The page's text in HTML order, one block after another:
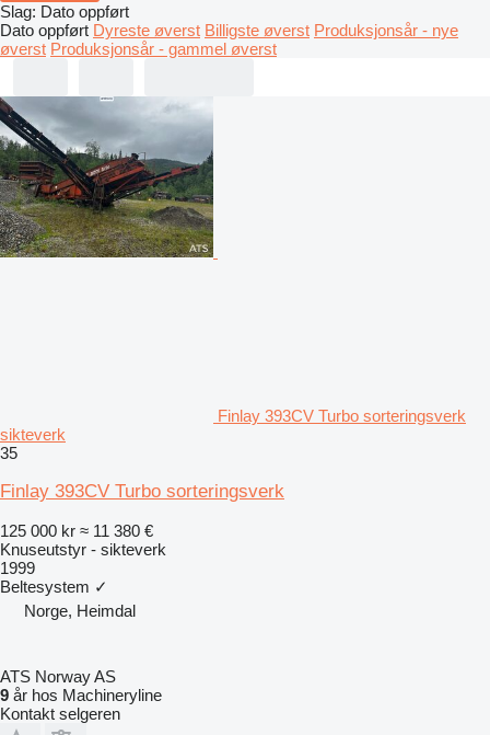
Slag: Dato oppført
Dato oppført Dyreste øverst Billigste øverst Produksjonsår - nye
øverst Produksjonsår - gammel øverst
Finlay 393CV Turbo sorteringsverk
sikteverk
35
Finlay 393CV Turbo sorteringsverk
125 000 kr ≈ 11 380 €
Knuseutstyr - sikteverk
1999
Beltesystem ✓
Norge, Heimdal
ATS Norway AS
9 år hos Machineryline
Kontakt selgeren